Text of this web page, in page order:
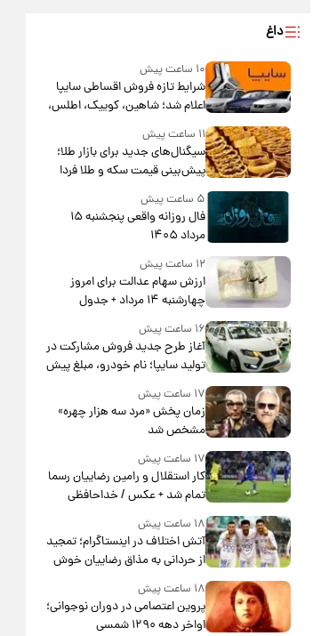
داغ
۱۰ ساعت پیش
شرایط تازه فروش اقساطی سایپا
اعلام شد؛ شاهین، کوییک، اطلس،
سهند و ساینا با اقساط بلندمدت +
جدول
۱۱ ساعت پیش
سیگنال‌های جدید برای بازار طلا؛
پیش‌بینی قیمت سکه و طلا فردا
۵ ساعت پیش
فال روزانه واقعی پنجشنبه ۱۵
مرداد ۱۴۰۵
۱۲ ساعت پیش
ارزش سهام عدالت برای امروز
چهارشنبه ۱۴ مرداد + جدول
۱۶ ساعت پیش
آغاز طرح جدید فروش مشارکت در
تولید سایپا؛ نام خودرو، مبلغ پیش
پرداخت و زمان تحویل | سود
مشارکت چند درصد است؟
۱۷ ساعت پیش
زمان پخش «مرد سه هزار چهره»
مشخص شد
۱۷ ساعت پیش
کار استقلال و رامین رضاییان رسما
تمام شد + عکس / خداحافظی
صمیمانه آبی ها با رامین!
۱۸ ساعت پیش
آتش اختلاف در اینستاگرام؛ تمجید
از حردانی به مذاق رضاییان خوش
نیامد+عکس
۱۸ ساعت پیش
پروین اعتصامی در دوران نوجوانی؛
اواخر دهه ۱۲۹۰ شمسی